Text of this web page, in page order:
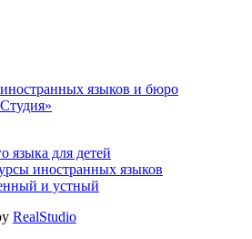
языков и бюро
языка для детей
иностранных языков
и устный
RealStudio